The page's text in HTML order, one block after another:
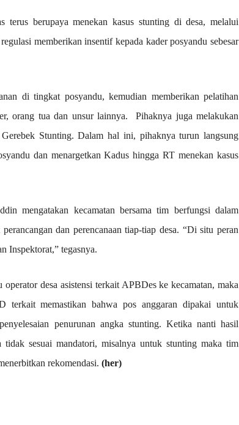
terus berupaya menekan kasus stunting di desa, melalui
memberikan insentif kepada kader posyandu sebesar
di tingkat posyandu, kemudian memberikan pelatihan
orang tua dan unsur lainnya. Pihaknya juga melakukan
Stunting. Dalam hal ini, pihaknya turun langsung
dan menargetkan Kadus hingga RT menekan kasus
mengatakan kecamatan bersama tim berfungsi dalam
dan perencanaan tiap-tiap desa. “Di situ peran
Inspektorat,” tegasnya.
operator desa asistensi terkait APBDes ke kecamatan, maka
terkait memastikan bahwa pos anggaran dipakai untuk
penurunan angka stunting. Ketika nanti hasil
tidak sesuai mandatori, misalnya untuk stunting maka tim
rekomendasi. (her)